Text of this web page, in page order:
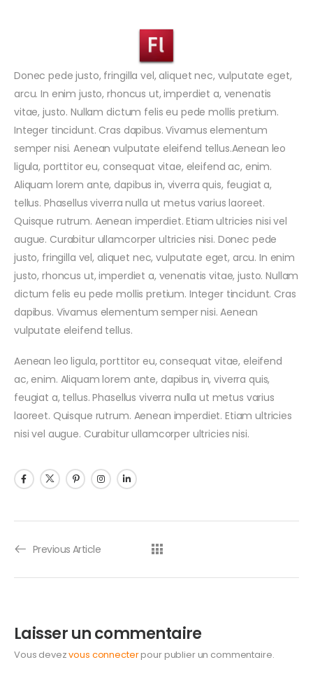
Donec pede justo, fringilla vel, aliquet nec, vulputate eget,
arcu. In enim justo, rhoncus ut, imperdiet a, venenatis
vitae, justo. Nullam dictum felis eu pede mollis pretium.
Integer tincidunt. Cras dapibus. Vivamus elementum
semper nisi. Aenean vulputate eleifend tellus.Aenean leo
ligula, porttitor eu, consequat vitae, eleifend ac, enim.
Aliquam lorem ante, dapibus in, viverra quis, feugiat a,
tellus. Phasellus viverra nulla ut metus varius laoreet.
Quisque rutrum. Aenean imperdiet. Etiam ultricies nisi vel
augue. Curabitur ullamcorper ultricies nisi. Donec pede
justo, fringilla vel, aliquet nec, vulputate eget, arcu. In enim
justo, rhoncus ut, imperdiet a, venenatis vitae, justo. Nullam
dictum felis eu pede mollis pretium. Integer tincidunt. Cras
dapibus. Vivamus elementum semper nisi. Aenean
vulputate eleifend tellus.
Aenean leo ligula, porttitor eu, consequat vitae, eleifend
ac, enim. Aliquam lorem ante, dapibus in, viverra quis,
feugiat a, tellus. Phasellus viverra nulla ut metus varius
laoreet. Quisque rutrum. Aenean imperdiet. Etiam ultricies
nisi vel augue. Curabitur ullamcorper ultricies nisi.
Previous Article
Laisser un commentaire
Vous devezvous connecterpour publier un commentaire.